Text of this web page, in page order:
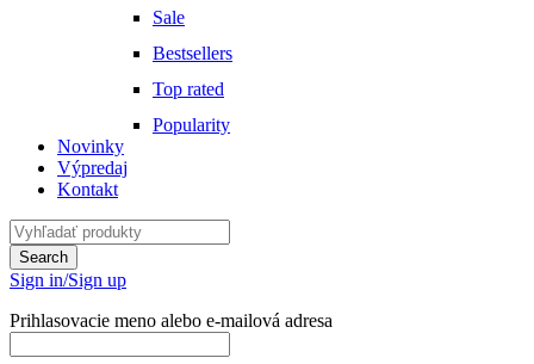
Sale
Bestsellers
Top rated
Popularity
Novinky
Výpredaj
Kontakt
Sign in/Sign up
Prihlasovacie meno alebo e-mailová adresa